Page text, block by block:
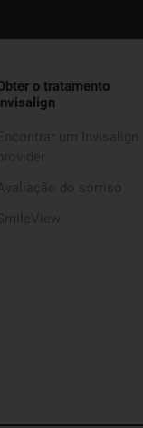
o tratamento
Invisalign